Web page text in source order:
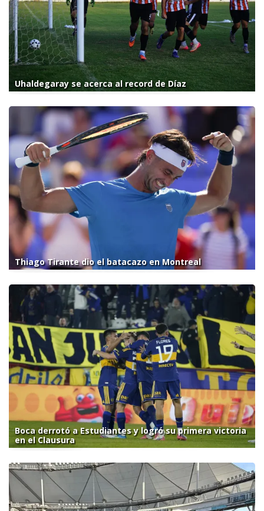
Uhaldegaray se acerca al record de Díaz
Thiago Tirante dio el batacazo en Montreal
Boca derrotó a Estudiantes y logró su primera victoria
en el Clausura